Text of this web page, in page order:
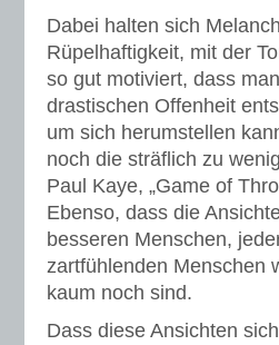
Dabei halten sich
Rüpelhaftigkeit, mit der
so gut motiviert, dass
drastischen Offenheit
um sich herumstellen
noch die sträflich zu
Paul Kaye, „Game of
Ebenso, dass die
besseren Menschen,
zartfühlenden Menschen
kaum noch sind.
Dass diese Ansichten